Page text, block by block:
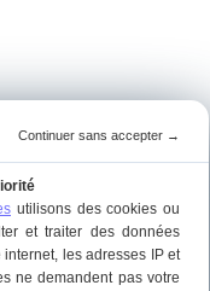
Continuer sans accepter →
utilisons des cookies ou
et traiter des données
les adresses IP et
ne demandent pas votre